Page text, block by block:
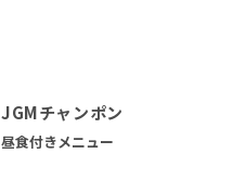
JGMチャンポン
昼食付きメニュー